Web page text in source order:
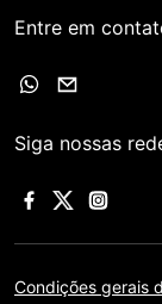
Entre em
Siga nossas
Condições gerais